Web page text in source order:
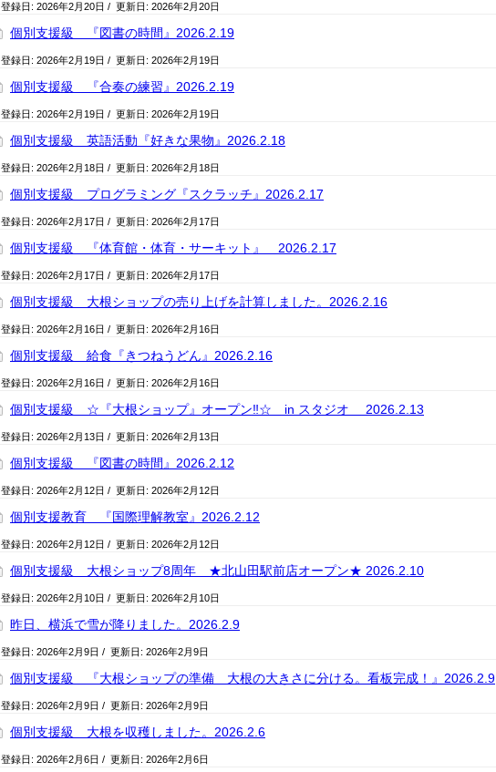
登録日: 2026年2月20日 / 更新日: 2026年2月20日
個別支援級 『図書の時間』2026.2.19
登録日: 2026年2月19日 / 更新日: 2026年2月19日
個別支援級 『合奏の練習』2026.2.19
登録日: 2026年2月19日 / 更新日: 2026年2月19日
個別支援級 英語活動『好きな果物』2026.2.18
登録日: 2026年2月18日 / 更新日: 2026年2月18日
個別支援級 プログラミング『スクラッチ』2026.2.17
登録日: 2026年2月17日 / 更新日: 2026年2月17日
個別支援級 『体育館・体育・サーキット』 2026.2.17
登録日: 2026年2月17日 / 更新日: 2026年2月17日
個別支援級 大根ショップの売り上げを計算しました。2026.2.16
登録日: 2026年2月16日 / 更新日: 2026年2月16日
個別支援級 給食『きつねうどん』2026.2.16
登録日: 2026年2月16日 / 更新日: 2026年2月16日
個別支援級 ☆『大根ショップ』オープン‼︎☆ in スタジオ 2026.2.13
登録日: 2026年2月13日 / 更新日: 2026年2月13日
個別支援級 『図書の時間』2026.2.12
登録日: 2026年2月12日 / 更新日: 2026年2月12日
個別支援教育 『国際理解教室』2026.2.12
登録日: 2026年2月12日 / 更新日: 2026年2月12日
個別支援級 大根ショップ8周年 ★北山田駅前店オープン★ 2026.2.10
登録日: 2026年2月10日 / 更新日: 2026年2月10日
昨日、横浜で雪が降りました。2026.2.9
登録日: 2026年2月9日 / 更新日: 2026年2月9日
個別支援級 『大根ショップの準備 大根の大きさに分ける。看板完成！』2026.2.9
登録日: 2026年2月9日 / 更新日: 2026年2月9日
個別支援級 大根を収穫しました。2026.2.6
登録日: 2026年2月6日 / 更新日: 2026年2月6日